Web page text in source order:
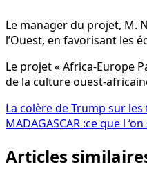
Le manager du projet, M.
l’Ouest, en favorisant les
Le projet « Africa-Europe
de la culture ouest-
Navigation
de
l’article
La colère de Trump sur
MADAGASCAR :ce que l
Articles